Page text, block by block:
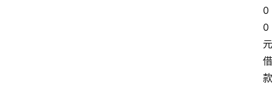
0
0
元
借
款